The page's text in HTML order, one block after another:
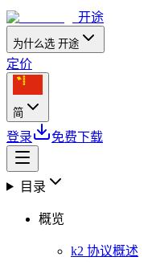
开途
为什么选 开途
定价
简
登录 免费下载
目录
概览
k2 协议概述